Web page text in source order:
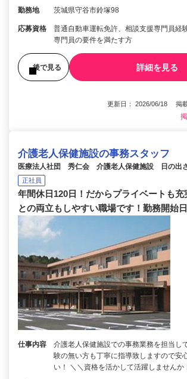
勤務地 茨城県守谷市鈴塚98
応募資格
普通自動車運転免許、相談支援専門員経
専門員の要件を満たす方
後で見る 詳細を見る
更新日： 2026/06/18 掲
介護老人保健施設の事務スタッフ
医療法人社団 秀仁会 介護老人保健施設 日の出
正社員
年間休日120日！だからプライベートも
との両立もしやすい職場です！勤務開始
仕事内容
介護老人保健施設での事務業務を担当し
験の無い方も丁寧に指導致しますので安
い！ ＼＼資格を活かして活躍しませんか